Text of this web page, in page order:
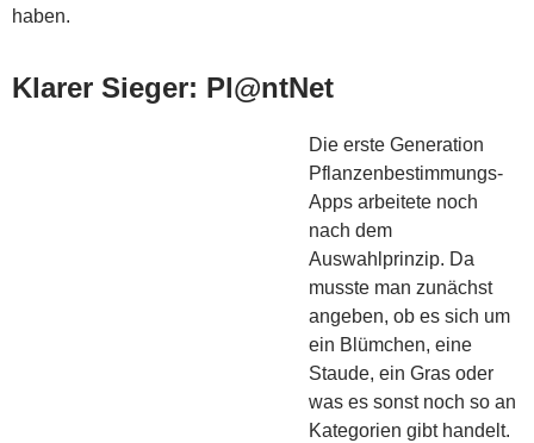
haben.
Klarer Sieger: Pl@ntNet
Die erste Generation
Pflanzenbestimmungs-
Apps arbeitete noch
nach dem
Auswahlprinzip. Da
musste man zunächst
angeben, ob es sich um
ein Blümchen, eine
Staude, ein Gras oder
was es sonst noch so an
Kategorien gibt handelt.